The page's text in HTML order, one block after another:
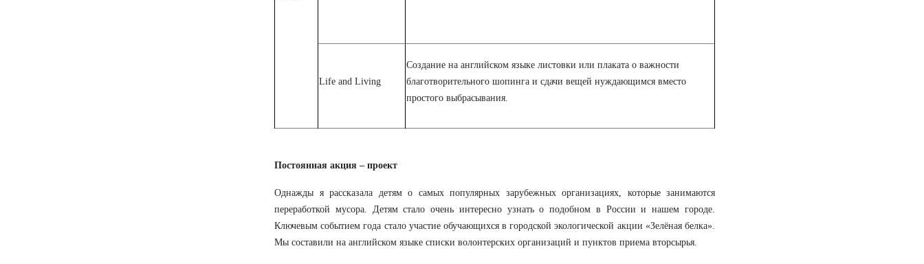
Life and Living
Создание на английском языке листовки или плаката о важности
благотворительного шопинга и сдачи вещей нуждающимся вместо
простого выбрасывания.
Постоянная акция – проект
Однажды я рассказала детям о самых популярных зарубежных организациях, которые занимаются
переработкой мусора. Детям стало очень интересно узнать о подобном в России и нашем городе.
Ключевым событием года стало участие обучающихся в городской экологической акции «Зелёная белка».
Мы составили на английском языке списки волонтерских организаций и пунктов приема вторсырья.